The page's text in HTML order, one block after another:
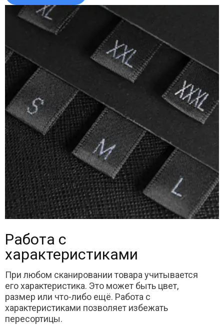
Работа с
характеристиками
При любом сканировании товара учитывается
его характеристика. Это может быть цвет,
размер или что-либо ещё. Работа с
характеристиками позволяет избежать
пересортицы.